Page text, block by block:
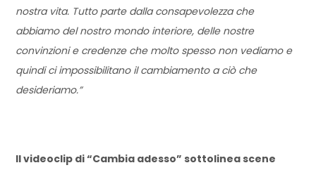
nostra vita. Tutto parte dalla consapevolezza che
abbiamo del nostro mondo interiore, delle nostre
convinzioni e credenze che molto spesso non vediamo e
quindi ci impossibilitano il cambiamento a ciò che
desideriamo.”
Il videoclip di “Cambia adesso” sottolinea scene